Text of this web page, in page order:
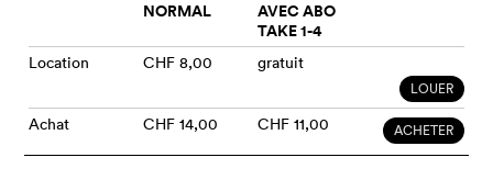
NORMAL
AVEC ABO
TAKE 1-4
Location CHF 8,00 gratuit
LOUER
Achat CHF 14,00 CHF 11,00 ACHETER